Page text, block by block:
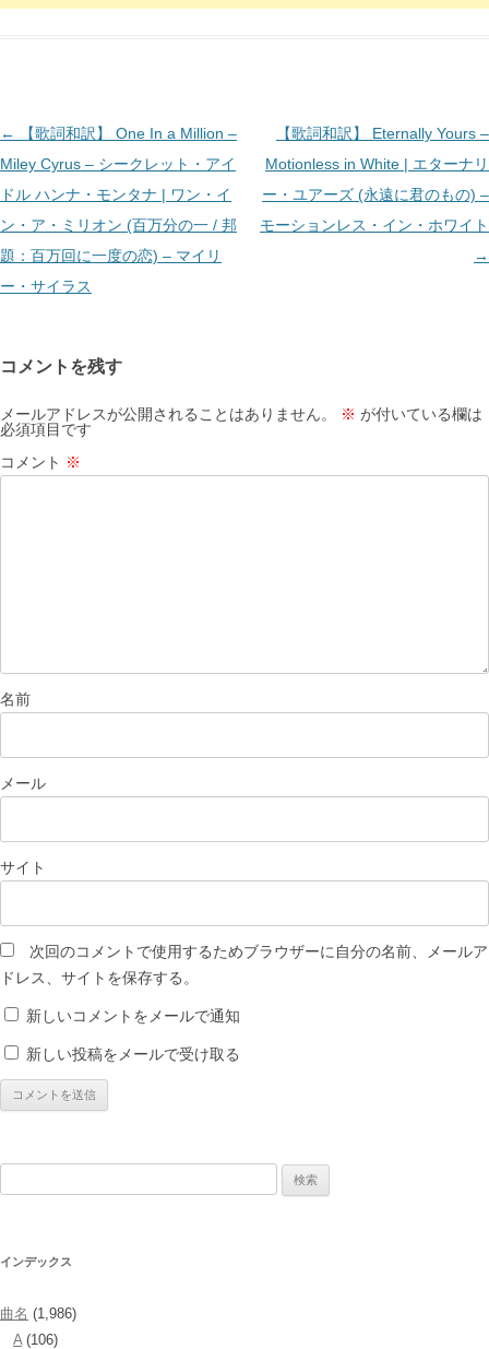
投
稿
ナ
ビ
ゲ
ー
ン
←
【歌詞和訳】 One In a Million –
Miley Cyrus – シークレット・アイ
ドル ハンナ・モンタナ | ワン・イ
ン・ア・ミリオン (百万分の一 / 邦
題：百万回に一度の恋) – マイリ
ー・サイラス
【歌詞和訳】 Eternally Yours –
Motionless in White | エターナリ
ー・ユアーズ (永遠に君のもの) –
モーションレス・イン・ホワイト
→
コメントを残す
メールアドレスが公開されることはありません。 ※ が付いている欄は
必須項目です
コメント ※
名前
メール
サイト
次回のコメントで使用するためブラウザーに自分の名前、メールア
ドレス、サイトを保存する。
新しいコメントをメールで通知
新しい投稿をメールで受け取る
インデックス
曲名 (1,986)
A(106)